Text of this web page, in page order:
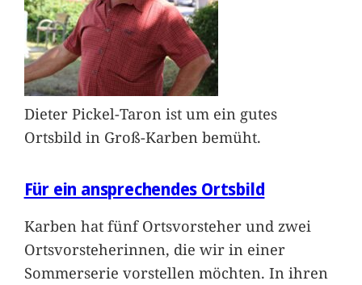
Dieter Pickel-Taron ist um ein gutes
Ortsbild in Groß-Karben bemüht.
Für ein ansprechendes Ortsbild
Karben hat fünf Ortsvorsteher und zwei
Ortsvorsteherinnen, die wir in einer
Sommerserie vorstellen möchten. In ihren